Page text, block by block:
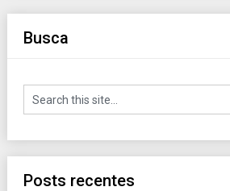
Busca
Posts recentes